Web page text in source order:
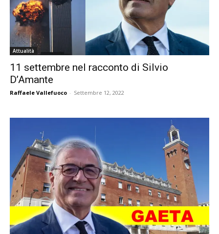
Attualità
11 settembre nel racconto di Silvio
D’Amante
Raffaele Vallefuoco - Settembre 12, 2022